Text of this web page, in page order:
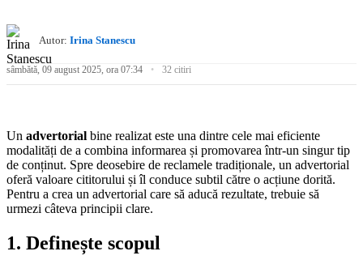
Autor: Irina Stanescu
sâmbătă, 09 august 2025, ora 07:34 32 citiri
Un advertorial bine realizat este una dintre cele mai eficiente
modalități de a combina informarea și promovarea într-un singur tip
de conținut. Spre deosebire de reclamele tradiționale, un advertorial
oferă valoare cititorului și îl conduce subtil către o acțiune dorită.
Pentru a crea un advertorial care să aducă rezultate, trebuie să
urmezi câteva principii clare.
1. Definește scopul